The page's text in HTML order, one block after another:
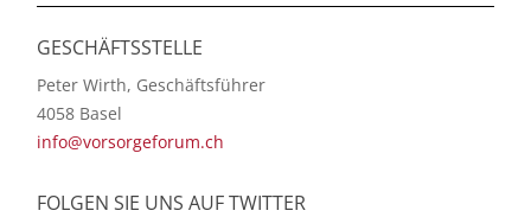
GESCHÄFTSSTELLE
Peter Wirth, Geschäftsführer
4058 Basel
info@vorsorgeforum.ch
FOLGEN SIE UNS AUF TWITTER